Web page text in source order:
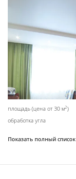
площадь (цена от 30 м2)
обработка угла
Показать полный список